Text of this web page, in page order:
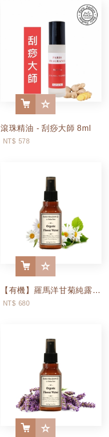
滾珠精油 - 刮痧大師 8ml
NT$ 578
More
【有機】羅馬洋甘菊純露 100ml
NT$ 680
More